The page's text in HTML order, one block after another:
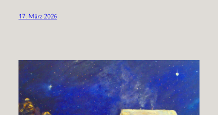
17. März 2026